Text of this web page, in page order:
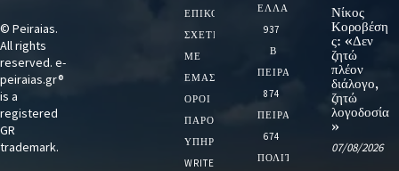
© Peiraias.
All rights
reserved. e-
peiraias.gr®
is a
registered
GR
trademark.
ΕΠΙΚΟΙΝΩΝΙΑ
ΣΧΕΤΙΚΆ
ΜΕ
ΕΜΆΣ
ΌΡΟΙ
ΠΑΡΟΧΉΣ
ΥΠΗΡΕΣΙΏΝ
WRITE
ΕΛΛΑΔΑ
937
Β
ΠΕΙΡΑΙΑ
874
ΠΕΙΡΑΙΑΣ
674
ΠΟΛΙΤΙΚΗ
Νίκος
Κοροβέση
ς: «Δεν
ζητώ
πλέον
διάλογο,
ζητώ
λογοδοσία
»
07/08/2026